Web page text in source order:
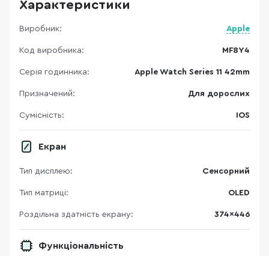
Характеристики
Виробник: Apple
Код виробника: MF8Y4
Серія годинника: Apple Watch Series 11 42mm
Призначений: Для дорослих
Сумісність: IOS
Екран
Тип дисплею: Сенсорний
Тип матриці: OLED
Роздільна здатність екрану: 374x446
Функціональність